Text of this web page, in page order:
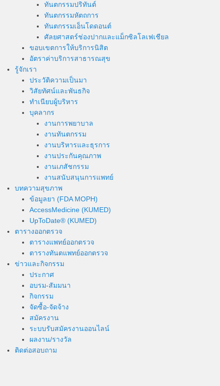
ทันตกรรมปริทันต์
ทันตกรรมหัตถการ
ทันตกรรมเอ็นโดดอนต์
ศัลยศาสตร์ช่องปากและแม็กซิลโลเฟเชียล
ขอบเขตการให้บริการนิสิต
อัตราค่าบริการสาธารณสุข
รู้จักเรา
ประวัติความเป็นมา
วิสัยทัศน์และพันธกิจ
ทำเนียบผู้บริหาร
บุคลากร
งานการพยาบาล
งานทันตกรรม
งานบริหารและธุรการ
งานประกันคุณภาพ
งานเภสัชกรรม
งานสนับสนุนการแพทย์
บทความสุขภาพ
ข้อมูลยา (FDA MOPH)
AccessMedicine (KUMED)
UpToDate® (KUMED)
ตารางออกตรวจ
ตารางแพทย์ออกตรวจ
ตารางทันตแพทย์ออกตรวจ
ข่าวและกิจกรรม
ประกาศ
อบรม-สัมมนา
กิจกรรม
จัดซื้อ-จัดจ้าง
สมัครงาน
ระบบรับสมัครงานออนไลน์
ผลงาน/รางวัล
ติดต่อสอบถาม